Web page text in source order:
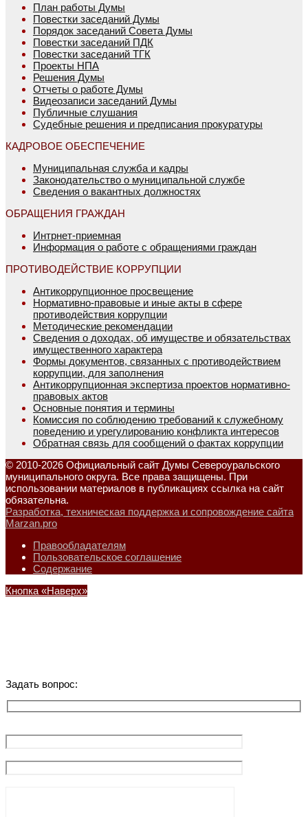
План работы Думы
Повестки заседаний Думы
Порядок заседаний Совета Думы
Повестки заседаний ПДК
Повестки заседаний ТГК
Проекты НПА
Решения Думы
Отчеты о работе Думы
Видеозаписи заседаний Думы
Публичные слушания
Судебные решения и предписания прокуратуры
КАДРОВОЕ ОБЕСПЕЧЕНИЕ
Муниципальная служба и кадры
Законодательство о муниципальной службе
Сведения о вакантных должностях
ОБРАЩЕНИЯ ГРАЖДАН
Интрнет-приемная
Информация о работе с обращениями граждан
ПРОТИВОДЕЙСТВИЕ КОРРУПЦИИ
Антикоррупционное просвещение
Нормативно-правовые и иные акты в сфере
противодействия коррупции
Методические рекомендации
Сведения о доходах, об имуществе и обязательствах
имущественного характера
Формы документов, связанных с противодействием
коррупции, для заполнения
Антикоррупционная экспертиза проектов нормативно-
правовых актов
Основные понятия и термины
Комиссия по соблюдению требований к служебному
поведению и урегулированию конфликта интересов
Обратная связь для сообщений о фактах коррупции
© 2010-2026 Официальный сайт Думы Североуральского
муниципального округа. Все права защищены. При
использовании материалов в публикациях ссылка на сайт
обязательна.
Разработка, техническая поддержка и сопровождение сайта
Marzan.pro
Правообладателям
Пользовательское соглашение
Содержание
Кнопка «Наверх»
Задать вопрос: